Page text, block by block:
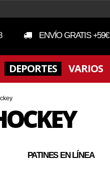
ENVÍO GRATIS +59€
DEPORTES VARIOS
PATINES EN LÍNEA